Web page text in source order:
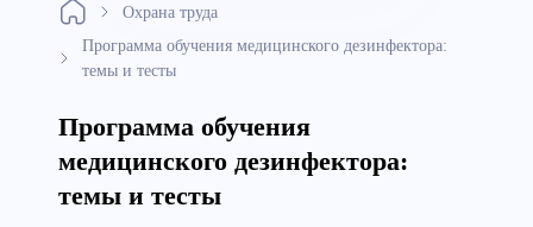
Охрана труда
Программа обучения медицинского дезинфектора:
темы и тесты
Программа обучения
медицинского дезинфектора:
темы и тесты